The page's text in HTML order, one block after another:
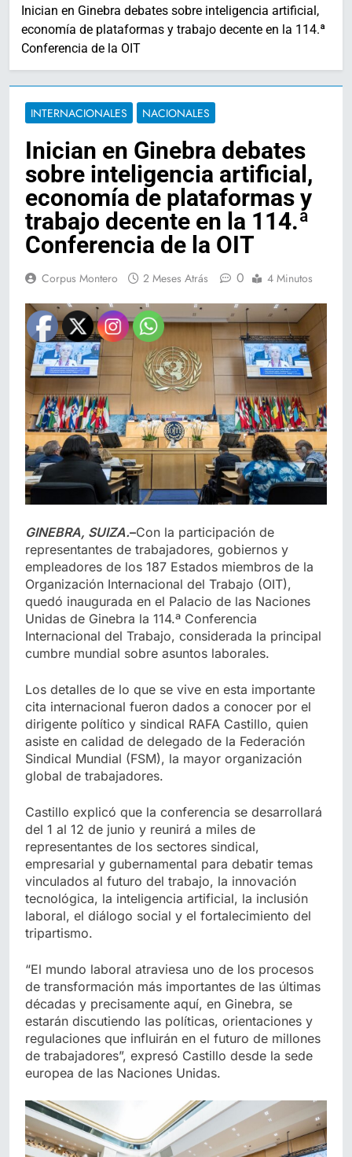
Inician en Ginebra debates sobre inteligencia artificial,
economía de plataformas y trabajo decente en la 114.ª
Conferencia de la OIT
INTERNACIONALES NACIONALES
Inician en Ginebra debates
sobre inteligencia artificial,
economía de plataformas y
trabajo decente en la 114.ª
Conferencia de la OIT
Corpus Montero 2 Meses Atrás 0 4 Minutos
GINEBRA, SUIZA.–Con la participación de
representantes de trabajadores, gobiernos y
empleadores de los 187 Estados miembros de la
Organización Internacional del Trabajo (OIT),
quedó inaugurada en el Palacio de las Naciones
Unidas de Ginebra la 114.ª Conferencia
Internacional del Trabajo, considerada la principal
cumbre mundial sobre asuntos laborales.
Los detalles de lo que se vive en esta importante
cita internacional fueron dados a conocer por el
dirigente político y sindical RAFA Castillo, quien
asiste en calidad de delegado de la Federación
Sindical Mundial (FSM), la mayor organización
global de trabajadores.
Castillo explicó que la conferencia se desarrollará
del 1 al 12 de junio y reunirá a miles de
representantes de los sectores sindical,
empresarial y gubernamental para debatir temas
vinculados al futuro del trabajo, la innovación
tecnológica, la inteligencia artificial, la inclusión
laboral, el diálogo social y el fortalecimiento del
tripartismo.
“El mundo laboral atraviesa uno de los procesos
de transformación más importantes de las últimas
décadas y precisamente aquí, en Ginebra, se
estarán discutiendo las políticas, orientaciones y
regulaciones que influirán en el futuro de millones
de trabajadores”, expresó Castillo desde la sede
europea de las Naciones Unidas.